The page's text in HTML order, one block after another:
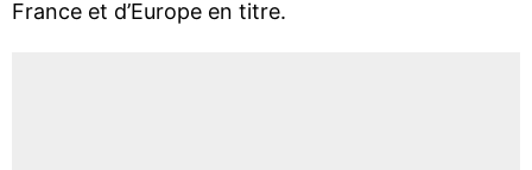
France et d’Europe en titre.